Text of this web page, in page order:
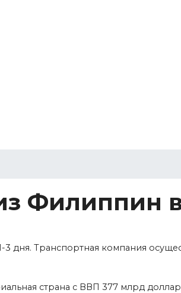
Филиппин
дня. Транспортная компания
страна с ВВП 377 млрд